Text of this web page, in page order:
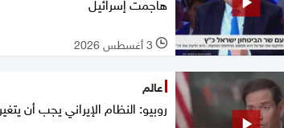
l 3 أغسطس 2026
عالم
روبيو: النظام الإيراني يجب أن